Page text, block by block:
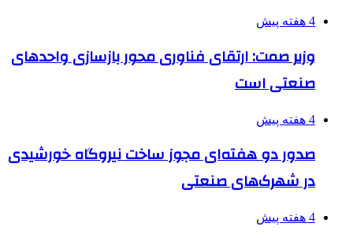
4 هفته پیش
وزیر صمت: ارتقای فناوری محور بازسازی واحدهای
صنعتی است
4 هفته پیش
صدور دو هفته‌ای مجوز ساخت نیروگاه خورشیدی
در شهرک‌های صنعتی
4 هفته پیش